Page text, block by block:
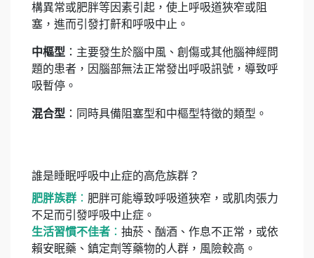
構異常或肥胖等因素引起，使上呼吸道狹窄或阻
塞，進而引發打鼾和呼吸中止。
中樞型 ：主要發生於腦中風、創傷或其他腦神經問
題的患者，因腦部無法正常發出呼吸訊號，導致呼
吸暫停。
混合型 ：同時具備阻塞型和中樞型特徵的類型。
誰是睡眠呼吸中止症的高危族群？
肥胖族群 ： 肥胖可能導致呼吸道狹窄，或肌肉張力
不足而引發呼吸中止症。
生活習慣不佳者 ： 抽菸、酗酒、作息不正常，或依
賴安眠藥、鎮定劑等藥物的人群，風險較高。